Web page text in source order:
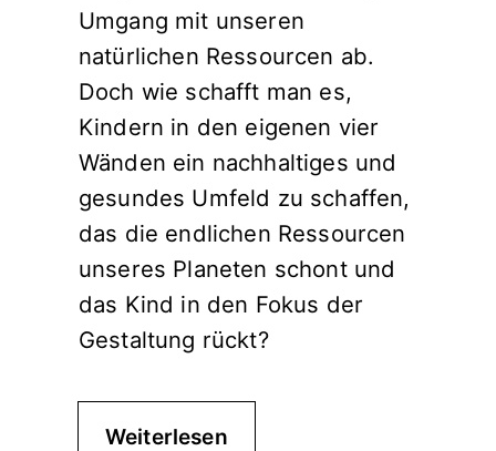
Umgang mit unseren
natürlichen Ressourcen ab.
Doch wie schafft man es,
Kindern in den eigenen vier
Wänden ein nachhaltiges und
gesundes Umfeld zu schaffen,
das die endlichen Ressourcen
unseres Planeten schont und
das Kind in den Fokus der
Gestaltung rückt?
Weiterlesen